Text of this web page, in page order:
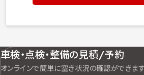
車検・点検・整備の見積/予約
オンラインで簡単に空き状況の確認ができま